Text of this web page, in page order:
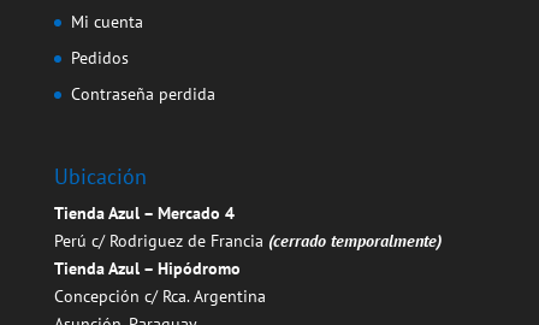
Mi cuenta
Pedidos
Contraseña perdida
Ubicación
Tienda Azul – Mercado 4
Perú c/ Rodriguez de Francia (cerrado temporalmente)
Tienda Azul – Hipódromo
Concepción c/ Rca. Argentina